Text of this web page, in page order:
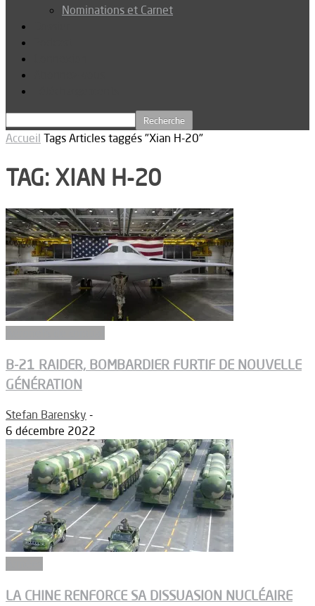
Nominations et Carnet
Accueil Tags Articles taggés "Xian H-20"
TAG: XIAN H-20
B-21 RAIDER, BOMBARDIER FURTIF DE NOUVELLE
GÉNÉRATION
Stefan Barensky -
6 décembre 2022
LA CHINE RENFORCE SA DISSUASION NUCLÉAIRE